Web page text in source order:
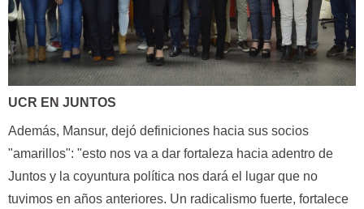
UCR EN JUNTOS
Además, Mansur, dejó definiciones hacia sus socios
"amarillos": "esto nos va a dar fortaleza hacia adentro de
Juntos y la coyuntura política nos dará el lugar que no
tuvimos en años anteriores. Un radicalismo fuerte, fortalece